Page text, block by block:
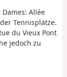
Allée
Tennisplätze.
du Vieux Pont
jedoch zu